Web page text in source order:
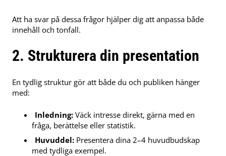
Att ha svar på dessa frågor hjälper dig att anpassa både
innehåll och tonfall.
2. Strukturera din presentation
En tydlig struktur gör att både du och publiken hänger
med:
Inledning: Väck intresse direkt, gärna med en
fråga, berättelse eller statistik.
Huvuddel: Presentera dina 2–4 huvudbudskap
med tydliga exempel.